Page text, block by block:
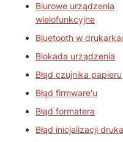
Biurowe urządzenia
wielofunkcyjne
Bluetooth w
Blokada urządzenia
Błąd czujnika papieru
Błąd firmware'u
Błąd formatera
Błąd inicjalizacji